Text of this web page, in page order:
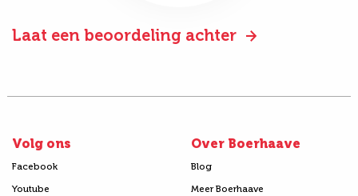
Laat een beoordeling achter
Volg ons
Facebook
Youtube
Over Boerhaave
Blog
Meer Boerhaave